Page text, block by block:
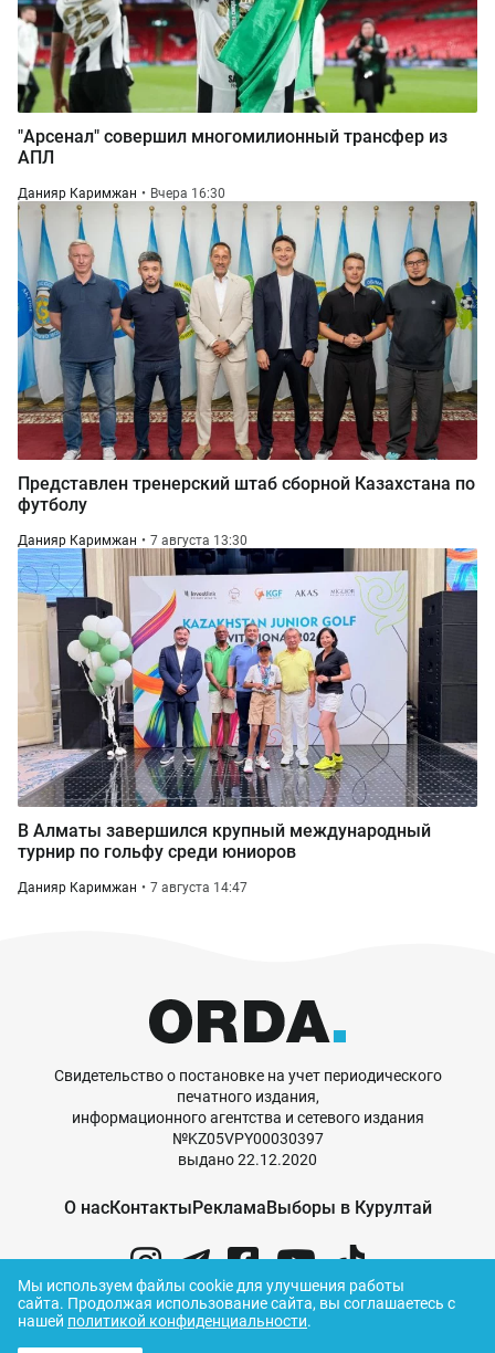
"Арсенал" совершил многомилионный трансфер из
АПЛ
Данияр Каримжан Вчера 16:30
Представлен тренерский штаб сборной Казахстана по
футболу
Данияр Каримжан 7 августа 13:30
В Алматы завершился крупный международный
турнир по гольфу среди юниоров
Данияр Каримжан 7 августа 14:47
Свидетельство о постановке на учет периодического
печатного издания,
информационного агентства и сетевого издания
№KZ05VPY00030397
выдано 22.12.2020
О насКонтакты Реклама Выборы в Курултай
© ORDA,2026.Правила использования
Мы используем файлы cookie для улучшения работы
сайта. Продолжая использование сайта, вы соглашаетесь с
нашей политикой конфиденциальности.